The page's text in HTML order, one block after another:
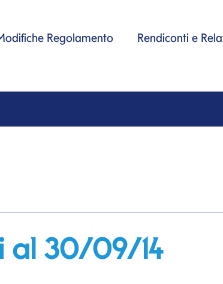
Regolamento Rendiconti e
al 30/09/14